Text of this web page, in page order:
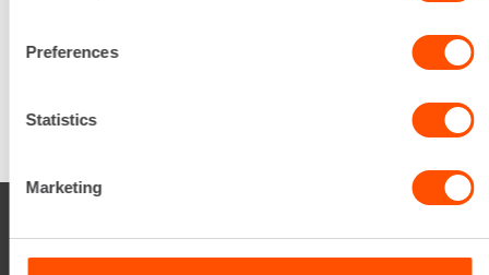
Preferences
Statistics
Marketing